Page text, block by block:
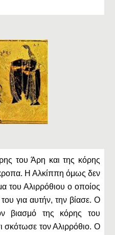
του Άρη και της κόρης
Η Αλκίππη όμως δεν
του Αλιρρόθιου ο οποίος
για αυτήν, την βίασε. Ο
βιασμό της κόρης του
σκότωσε τον Αλιρρόθιο. Ο